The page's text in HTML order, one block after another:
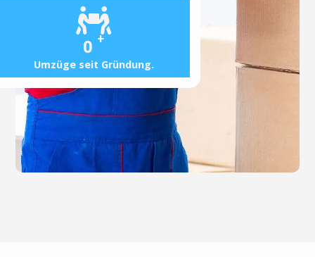
0 +
Umzüge seit Gründung.